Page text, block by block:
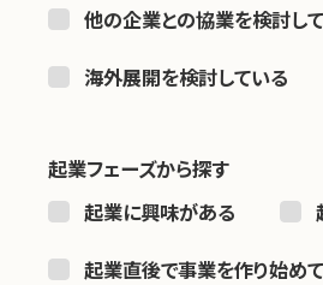
他の企業との協業を検討し
海外展開を検討している
起業フェーズから探す
起業に興味がある
起業直後で事業を作り始め